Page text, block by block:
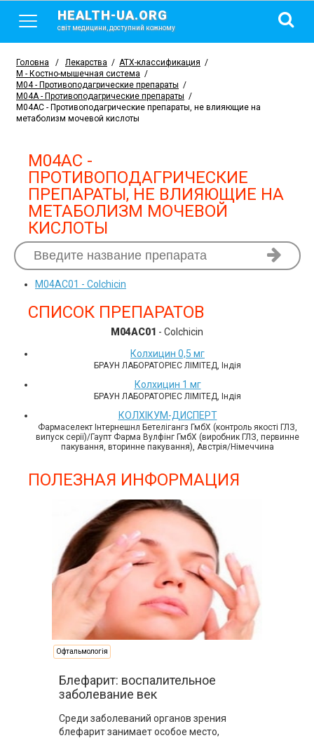
HEALTH-UA.ORG
світ медицини, доступний кожному
Головна / Лекарства / АТХ-классификация /
M - Костно-мышечная система /
M04 - Противоподагрические препараты /
M04A - Противоподагрические препараты /
M04AC - Противоподагрические препараты, не влияющие на
метаболизм мочевой кислоты
M04AC -
ПРОТИВОПОДАГРИЧЕСКИЕ
ПРЕПАРАТЫ, НЕ ВЛИЯЮЩИЕ НА
МЕТАБОЛИЗМ МОЧЕВОЙ
КИСЛОТЫ
M04AC01 - Colchicin
СПИСОК ПРЕПАРАТОВ
M04AC01 - Colchicin
Колхицин 0,5 мг
БРАУН ЛАБОРАТОРІЕС ЛІМІТЕД, Індія
Колхицин 1 мг
БРАУН ЛАБОРАТОРІЕС ЛІМІТЕД, Індія
КОЛХІКУМ-ДИСПЕРТ
Фармаселект Інтернешнл Бетелігангз ГмбХ (контроль якості ГЛЗ,
випуск серії)/Гаупт Фарма Вулфінг ГмбХ (виробник ГЛЗ, первинне
пакування, вторинне пакування), Австрія/Німеччина
ПОЛЕЗНАЯ ИНФОРМАЦИЯ
Офтальмологія
Блефарит: воспалительное
заболевание век
Среди заболеваний органов зрения
блефарит занимает особое место,